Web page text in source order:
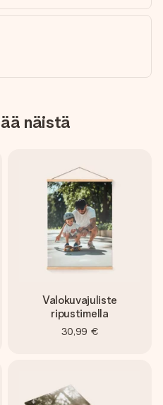
näistä
Valokuvajuliste
ripustimella
30,99 €